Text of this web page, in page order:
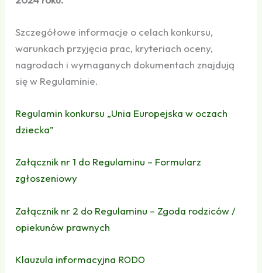
Szczegółowe informacje o celach konkursu,
warunkach przyjęcia prac, kryteriach oceny,
nagrodach i wymaganych dokumentach znajdują
się w Regulaminie.
Regulamin konkursu „Unia Europejska w oczach
dziecka”
Załącznik nr 1 do Regulaminu – Formularz
zgłoszeniowy
Załącznik nr 2 do Regulaminu – Zgoda rodziców /
opiekunów prawnych
Klauzula informacyjna RODO